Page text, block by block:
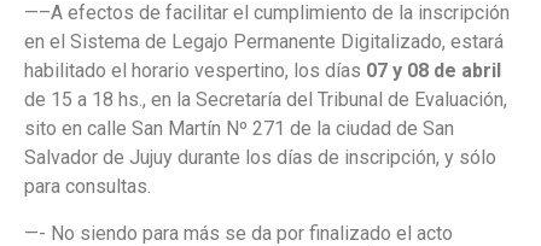
—–A efectos de facilitar el cumplimiento de la inscripción
en el Sistema de Legajo Permanente Digitalizado, estará
habilitado el horario vespertino, los días 07 y 08 de abril
de 15 a 18 hs., en la Secretaría del Tribunal de Evaluación,
sito en calle San Martín Nº 271 de la ciudad de San
Salvador de Jujuy durante los días de inscripción, y sólo
para consultas.
—- No siendo para más se da por finalizado el acto